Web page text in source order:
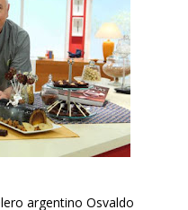
argentino Osvaldo